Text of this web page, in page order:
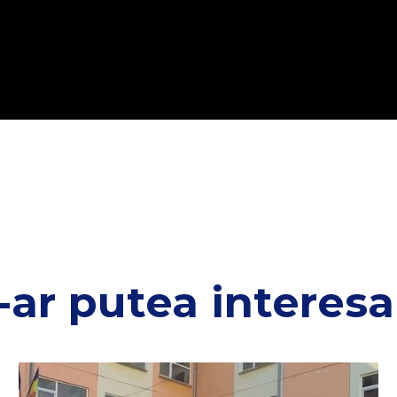
ar putea